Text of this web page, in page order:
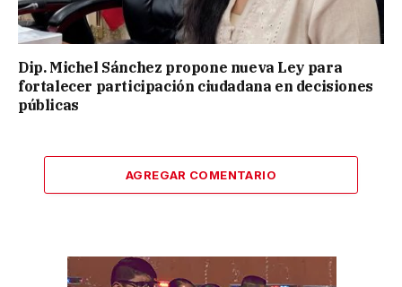
Dip. Michel Sánchez propone nueva Ley para
fortalecer participación ciudadana en decisiones
públicas
AGREGAR COMENTARIO